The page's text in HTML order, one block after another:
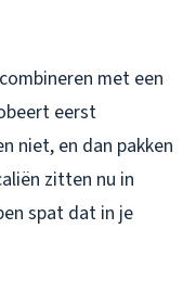
met een
eerst
niet, en dan pakken
zitten nu in
spat dat in je